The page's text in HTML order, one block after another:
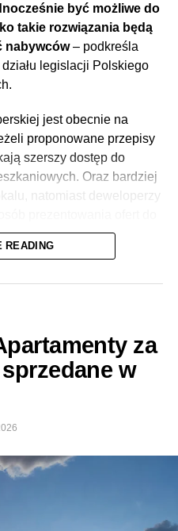
być możliwe do
takie rozwiązania będą
nabywców– podkreśla
legislacji Polskiego
jest obecnie na
proponowane przepisy
szerszy dostęp do
Oraz bardziej
READING
za
w